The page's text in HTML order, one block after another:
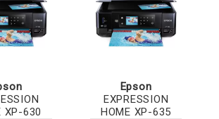
XP-630
Epson
EXPRESSION
HOME XP-635